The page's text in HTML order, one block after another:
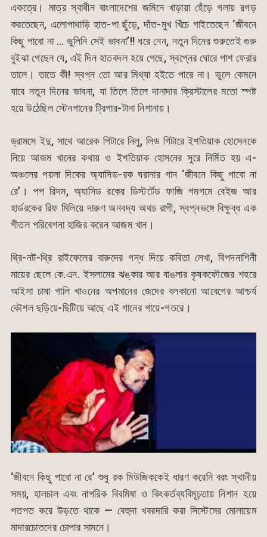
একত্রে। মাত্র স্বাধীন বাংলাদেশের জমিনে খাড়ায়া হেঁড়ে গলায় রগড়
করতেছেন, এলোপাথাড়ি হাত-পা ছুঁড়ে, দাঁত-মুখ খিঁচে গাইতেছেন ‘জীবনে
কিছু পাবো না … ভুলিনি সেই ভাবনা’!! ধরে নেন, নতুন দিনের শুরুতেই গুরু
বুইঝা গেছেন যে, এই দিন হাতবদল হয়ে গেছে, স্বপ্নের ঘোরে পাশ ফেরার
তালে। তাতে কী! স্বপ্ন তো আর মিথ্যা হইতে পারে না। ভুলে কেমনে
যাবে নতুন দিনের ভাবনা, যা তিলে তিলে দানাদার ক্রিস্টালের মতো স্পষ্ট
হয়ে উঠেছিল স্টেনগানের ট্রিগার-টানা নিশানায়।
ড্রামসে ইদু, সাথে আরেক গিটারে নিলু, লিড গিটারে ইশতিয়াক হোসেনকে
নিয়ে আজম খানের কথায় ও ইশতিয়াক হোসনের সুরে নির্মিত হয় এ-
অঞ্চলের পয়লা দিকের অ্যাসিড-রক ঘরানার গান ‘জীবনে কিছু পাবো না
রে’। পপ রিদম, অ্যাসিড রকের ডিস্টর্টেড ফাজি গমগমে বেইজ আর
হার্ডরকের রিফ মিলিয়ে দারুণ অনবদ্য অথচ রাগী, স্বপ্নভঙ্গে বিক্ষুব্ধ এক
গীতল পরিবেশনা হাজির করেন আজম খান।
থ্রি-নট-থ্রি রাইফেলের বারুদের গন্ধ দিয়ে কবিতা লেখা, বিপদনাশিনী
মায়ের ছেলে কে.এন. ইসলামের ঝঙ্কার আর বাঙলার কৃষকফৌজের শহরে
আইসা চাষা গালি খাওনের অপমানের জেদের বলকানো আবেগের আশ্চর্য
কৌশল ছড়িয়ে-ছিটিয়ে আছে এই গানের গায়ে-গতরে।
‘জীবনে কিছু পাবো না রে’ শুধু রক মিউজিককেই ধারণ করেনি বরং স্থানীয়
সময়, হালচাল এবং নাগরিক বিবমিষা ও কিংকর্তব্যবিমূঢ়তায় নিশান হয়ে
পতপত করে উড়তে থাকে — বেহুদা খবরদারি করা সিস্টেমের মোলায়েম
মাদারচোতদের চোপার সামনে।